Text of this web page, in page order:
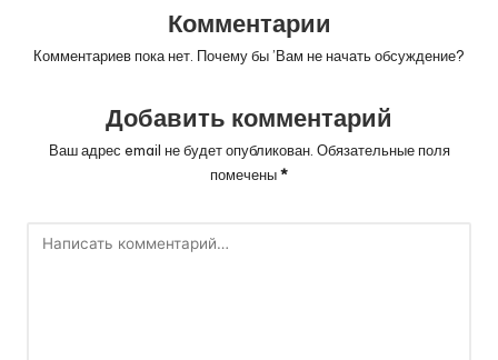
Комментарии
Комментариев пока нет. Почему бы ’Вам не начать обсуждение?
Добавить комментарий
Ваш адрес email не будет опубликован. Обязательные поля
помечены*